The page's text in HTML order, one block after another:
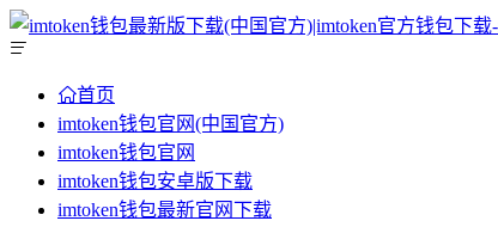
首页
imtoken钱包官网(中国官方)
imtoken钱包官网
imtoken钱包安卓版下载
imtoken钱包最新官网下载